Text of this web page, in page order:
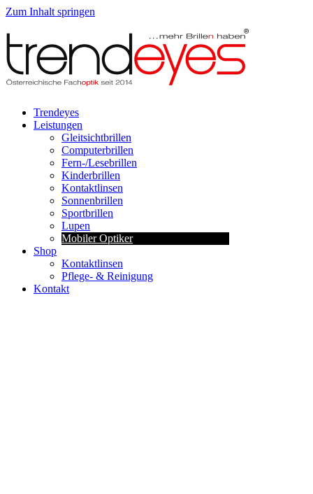
Zum Inhalt springen
Trendeyes
Leistungen
Gleitsichtbrillen
Computerbrillen
Fern-/Lesebrillen
Kinderbrillen
Kontaktlinsen
Sonnenbrillen
Sportbrillen
Lupen
Mobiler Optiker
Shop
Kontaktlinsen
Pflege- & Reinigung
Kontakt